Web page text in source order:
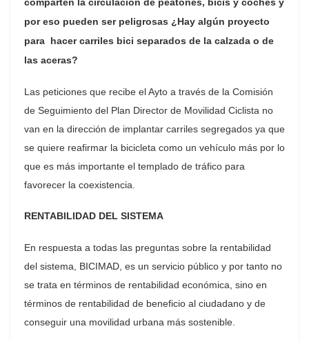
comparten la circulación de peatones, bicis y coches y
por eso pueden ser peligrosas ¿Hay algún proyecto
para hacer carriles bici separados de la calzada o de
las aceras?
Las peticiones que recibe el Ayto a través de la Comisión
de Seguimiento del Plan Director de Movilidad Ciclista no
van en la dirección de implantar carriles segregados ya que
se quiere reafirmar la bicicleta como un vehículo más por lo
que es más importante el templado de tráfico para
favorecer la coexistencia.
RENTABILIDAD DEL SISTEMA
En respuesta a todas las preguntas sobre la rentabilidad
del sistema, BICIMAD, es un servicio público y por tanto no
se trata en términos de rentabilidad económica, sino en
términos de rentabilidad de beneficio al ciudadano y de
conseguir una movilidad urbana más sostenible.